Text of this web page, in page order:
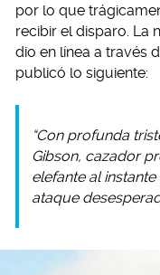
por lo que
recibir el disparo. La
dio en línea a través
publicó lo siguiente:
“Con profunda
Gibson, cazador
elefante al
ataque